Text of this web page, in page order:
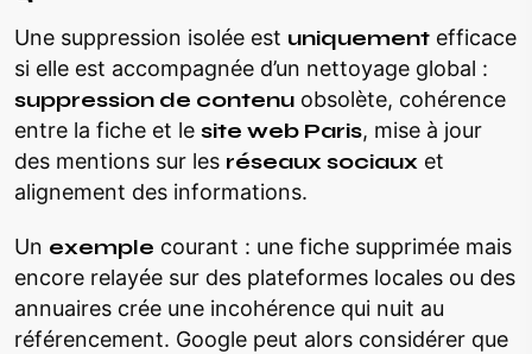
Une suppression isolée est uniquement efficace
si elle est accompagnée d’un nettoyage global :
suppression de contenu obsolète, cohérence
entre la fiche et le site web Paris, mise à jour
des mentions sur les réseaux sociaux et
alignement des informations.
Un exemple courant : une fiche supprimée mais
encore relayée sur des plateformes locales ou des
annuaires crée une incohérence qui nuit au
référencement. Google peut alors considérer que